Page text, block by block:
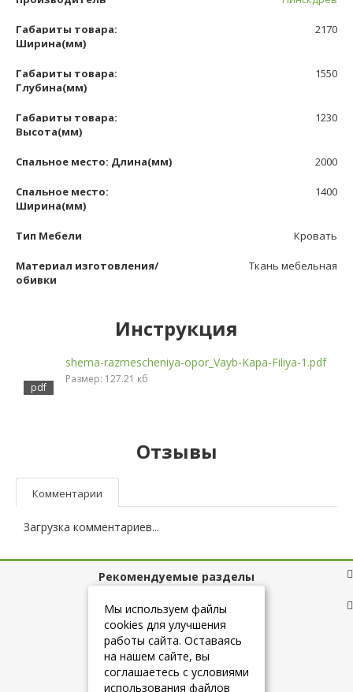
Габариты товара:
Ширина(мм)
2170
Габариты товара:
Глубина(мм)
1550
Габариты товара:
Высота(мм)
1230
Спальное место: Длина(мм) 2000
Спальное место:
Ширина(мм)
1400
Тип Мебели Кровать
Материал изготовления/
обивки
Ткань мебельная
Инструкция
shema-razmescheniya-opor_Vayb-Kapa-Filiya-1.pdf
Размер: 127.21 кб
Отзывы
Комментарии
Загрузка комментариев...
Рекомендуемые разделы
Полезные ссылки
+7 (925) 084-10-60
Мы используем файлы
cookies для улучшения
работы сайта. Оставаясь
на нашем сайте, вы
соглашаетесь с условиями
использования файлов